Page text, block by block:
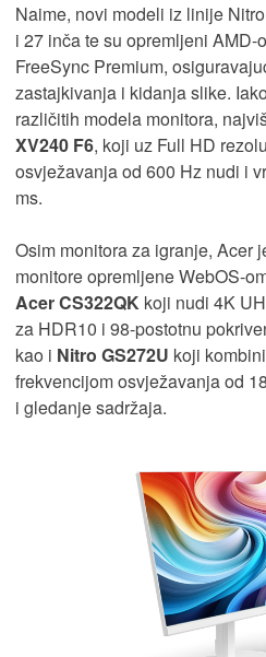
Naime, novi modeli iz linije
i 27 inča te su opremljeni AMD-
FreeSync Premium,
zastajkivanja i kidanja slike.
različitih modela monitora,
XV240 F6, koji uz Full HD
osvježavanja od 600 Hz nudi i
ms.
Osim monitora za igranje, Acer
monitore opremljene WebOS-
Acer CS322QK koji nudi 4K
za HDR10 i 98-postotnu
kao i Nitro GS272U koji
frekvencijom osvježavanja od
i gledanje sadržaja.